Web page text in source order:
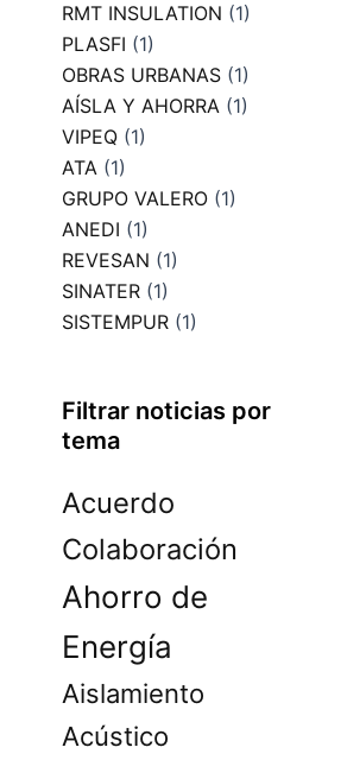
RMT INSULATION (1)
PLASFI (1)
OBRAS URBANAS (1)
AÍSLA Y AHORRA (1)
VIPEQ (1)
ATA (1)
GRUPO VALERO (1)
ANEDI (1)
REVESAN (1)
SINATER (1)
SISTEMPUR (1)
Filtrar noticias por
tema
Acuerdo
Colaboración
Ahorro de
Energía
Aislamiento
Acústico